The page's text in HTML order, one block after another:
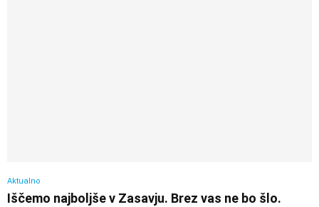
Aktualno
Iščemo najboljše v Zasavju. Brez vas ne bo šlo.